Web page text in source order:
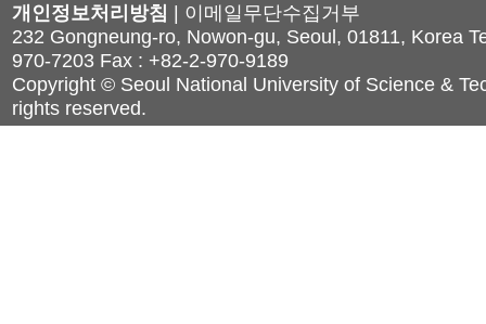
개인정보처리방침
이메일무단수집거부
232 Gongneung-ro, Nowon-gu, Seoul, 01811, Korea
970-7203 Fax : +82-2-970-9189
Copyright © Seoul National University of Science &
rights reserved.